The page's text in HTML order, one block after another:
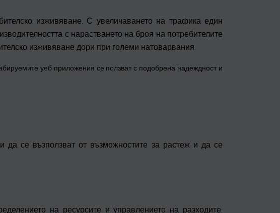
изживяване. С увеличаването на трафика един
с нарастването на броя на потребителите
изживяване дори при големи натоварвания.
уеб приложения се ползват с подобрена надеждност и
да се възползват от възможностите за растеж и да се
на ресурсите и управлението на разходите.